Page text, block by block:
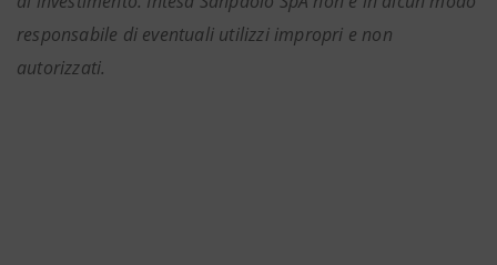
responsabile di eventuali utilizzi impropri e non
autorizzati.